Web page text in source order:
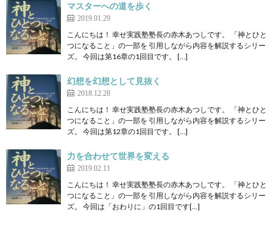
マスターへの道を歩く
2019.01.29
こんにちは！ 幸せ実践塾塾長の赤木あつしです。 「神とひと
つになること」の一部を 引用しながら内容を解説するシリー
ズ。 今回は第16章の1回目です。 […]
幻想を幻想として見抜く
2018.12.28
こんにちは！ 幸せ実践塾塾長の赤木あつしです。 「神とひと
つになること」の一部を 引用しながら内容を解説するシリー
ズ。 今回は第12章の1回目です。 […]
力を合わせて世界を変える
2019.02.11
こんにちは！ 幸せ実践塾塾長の赤木あつしです。 「神とひと
つになること」の一部を 引用しながら内容を解説するシリー
ズ。 今回は「おわりに」の1回目です[…]